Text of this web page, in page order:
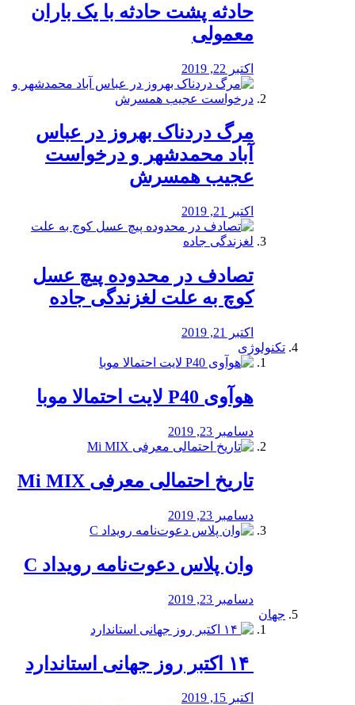
️حادثه پشت حادثه با یک باران
معمولی
اکتبر 22, 2019
مرگ دردناک بهروز در عباس
آباد محمدشهر و درخواست
عجیب همسرش
اکتبر 21, 2019
تصادف در محدوده پیچ عسل
کوچ به علت لغزندگی جاده
اکتبر 21, 2019
تکنولوژی
هوآوی P40 لایت احتمالا موبا
دسامبر 23, 2019
تاریخ احتمالی معرفی Mi MIX
دسامبر 23, 2019
وان پلاس دعوت‌نامه رویداد C
دسامبر 23, 2019
جهان
اکتبر 15, 2019